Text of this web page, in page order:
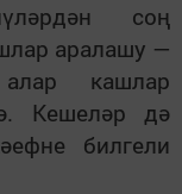
соң
аралашу —
кашлар
Кешеләр дә
билгели